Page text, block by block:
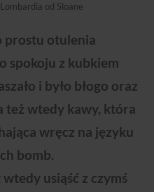
od Sloane
prostu otulenia
spokoju z kubkiem
i było błogo oraz
też wtedy kawy, która
wręcz na języku
bomb.
usiąść z czymś